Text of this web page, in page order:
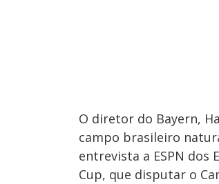
O diretor do Bayern,
campo brasileiro
entrevista a ESPN
Cup, que disputar o